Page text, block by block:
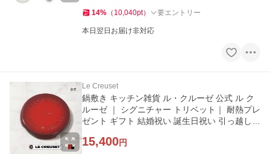
14% （ 10,040pt） 要エントリー
本日翌日お届け非対応
Le Creuset
鍋敷き キッチン雑貨 ル・クルーゼ 公式 ル ク
ルーゼ ｜ シグニチャー トリベット｜ 耐熱プレ
ゼント ギフト 結婚祝い 誕生日祝い 引っ越し祝
15,400円